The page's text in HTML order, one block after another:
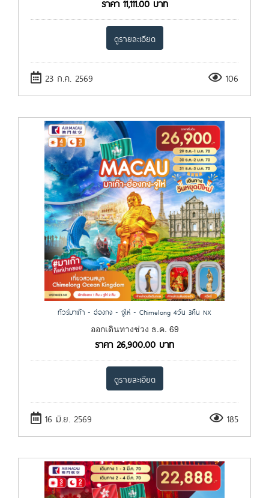
ดูรายละเอียด
23 ก.ค. 2569 106
ทัวร์มาเก๊า - ฮ่องกง - จูไห่ - Chimelong 4วัน 3คืน NX
ออกเดินทางช่วง ธ.ค. 69
ราคา 26,900.00 บาท
ดูรายละเอียด
16 มิ.ย. 2569 185